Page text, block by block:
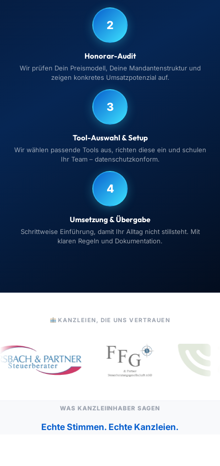
2
Honorar-Audit
Wir prüfen Dein Preismodell, Deine Mandantenstruktur und
zeigen konkretes Umsatzpotenzial auf.
3
Tool-Auswahl & Setup
Wir wählen passende Tools aus, richten diese ein und schulen
Ihr Team – datenschutzkonform.
4
Umsetzung & Übergabe
Schrittweise Einführung, damit Ihr Alltag nicht stillsteht. Mit
klaren Regeln und Dokumentation.
KANZLEIEN, DIE UNS VERTRAUEN
WAS KANZLEIINHABER SAGEN
Echte Stimmen. Echte Kanzleien.